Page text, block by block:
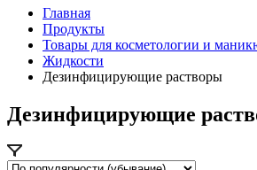
Главная
Продукты
Товары для косметологии и
Жидкости
Дезинфицирующие растворы
Дезинфицирующие